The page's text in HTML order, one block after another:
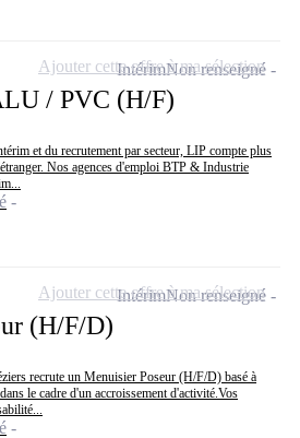
/ PVC (H/F)
et du recrutement par secteur, LIP compte plus
Nos agences d'emploi BTP & Industrie
IntérimNon renseigné
Ajouter cette offre à ma sélection
(H/F/D)
recrute un Menuisier Poseur (H/F/D) basé à
le cadre d'un accroissement d'activité.Vos
IntérimNon renseigné
Ajouter cette offre à ma sélection